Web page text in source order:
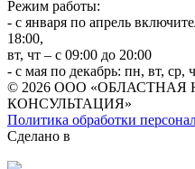
Режим работы:
- с января по апрель
18:00,
вт, чт – с 09:00 до 20:00
- с мая по декабрь: пн, вт, ср,
© 2026 ООО
КОНСУЛЬТАЦИЯ»
Политика обработки
Сделано в